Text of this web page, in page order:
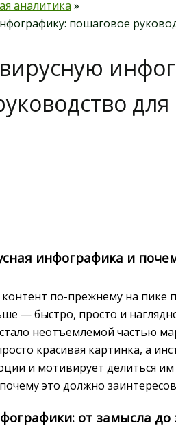
аналитика
пошаговое
инфографика и
контент по-прежнему на
— быстро, просто и
неотъемлемой частью
красивая картинка, а
и мотивирует делиться им
это должно
от замысла до